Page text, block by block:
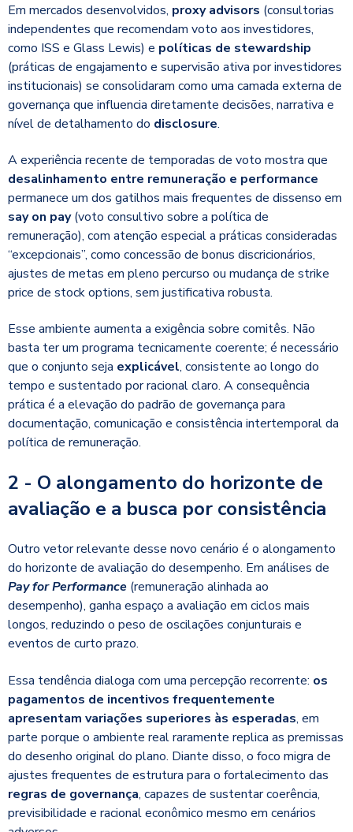
Em mercados desenvolvidos, proxy advisors (consultorias
independentes que recomendam voto aos investidores,
como ISS e Glass Lewis) e políticas de stewardship
(práticas de engajamento e supervisão ativa por investidores
institucionais) se consolidaram como uma camada externa de
governança que influencia diretamente decisões, narrativa e
nível de detalhamento do disclosure.
A experiência recente de temporadas de voto mostra que
desalinhamento entre remuneração e performance
permanece um dos gatilhos mais frequentes de dissenso em
say on pay(voto consultivo sobre a política de
remuneração), com atenção especial a práticas consideradas
“excepcionais”, como concessão de bonus discricionários,
ajustes de metas em pleno percurso ou mudança de strike
price de stock options, sem justificativa robusta.
Esse ambiente aumenta a exigência sobre comitês. Não
basta ter um programa tecnicamente coerente; é necessário
que o conjunto seja explicável, consistente ao longo do
tempo e sustentado por racional claro. A consequência
prática é a elevação do padrão de governança para
documentação, comunicação e consistência intertemporal da
política de remuneração.
2 - O alongamento do horizonte de
avaliação e a busca por consistência
Outro vetor relevante desse novo cenário é o alongamento
do horizonte de avaliação do desempenho. Em análises de
Pay for Performance (remuneração alinhada ao
desempenho), ganha espaço a avaliação em ciclos mais
longos, reduzindo o peso de oscilações conjunturais e
eventos de curto prazo.
Essa tendência dialoga com uma percepção recorrente: os
pagamentos de incentivos frequentemente
apresentam variações superiores às esperadas, em
parte porque o ambiente real raramente replica as premissas
do desenho original do plano. Diante disso, o foco migra de
ajustes frequentes de estrutura para o fortalecimento das
regras de governança, capazes de sustentar coerência,
previsibilidade e racional econômico mesmo em cenários